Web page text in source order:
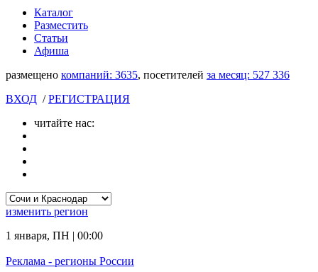
Каталог
Разместить
Статьи
Афиша
размещено компаний: 3635, посетителей за месяц: 527 336
ВХОД /РЕГИСТРАЦИЯ
читайте нас:
изменить регион
1 января, ПН | 00:00
Реклама - регионы России